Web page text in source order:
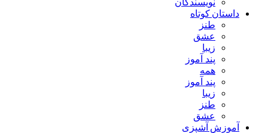
نویسندگان
داستان کوتاه
طنز
عشق
زیبا
پند آموز
همه
پند آموز
زیبا
طنز
عشق
آموزش آشپزی